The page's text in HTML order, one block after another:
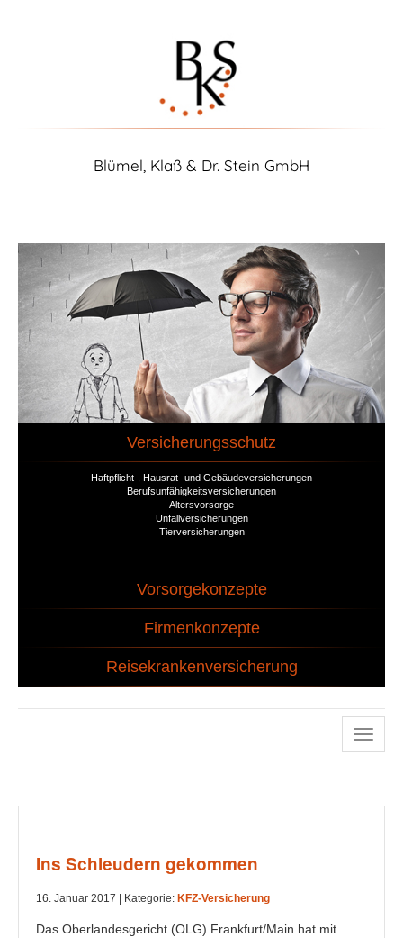
Blümel, Klaß & Dr. Stein GmbH
Versicherungsschutz
Haftpflicht-, Hausrat- und Gebäudeversicherungen
Berufsunfähigkeitsversicherungen
Altersvorsorge
Unfallversicherungen
Tierversicherungen
Vorsorgekonzepte
Firmenkonzepte
Reisekrankenversicherung
ein-/
Ins Schleudern gekommen
16. Januar 2017 | Kategorie: KFZ-Versicherung
Das Oberlandesgericht (OLG) Frankfurt/Main hat mit